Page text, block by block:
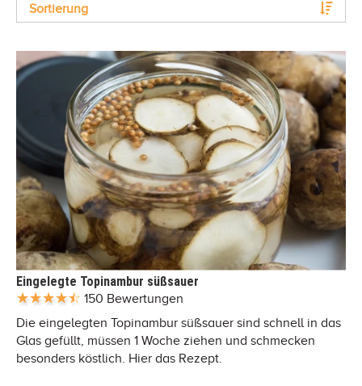
Sortierung
Eingelegte Topinambur süßsauer
150 Bewertungen
Die eingelegten Topinambur süßsauer sind schnell in das
Glas gefüllt, müssen 1 Woche ziehen und schmecken
besonders köstlich. Hier das Rezept.